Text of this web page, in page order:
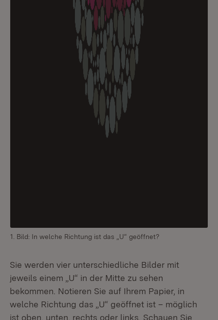
1. Bild: In welche Richtung ist das „U“ geöffnet?
Sie werden vier unterschiedliche Bilder mit
jeweils einem „U“ in der Mitte zu sehen
bekommen. Notieren Sie auf Ihrem Papier, in
welche Richtung das „U“ geöffnet ist – möglich
ist oben, unten, rechts oder links. Schauen Sie